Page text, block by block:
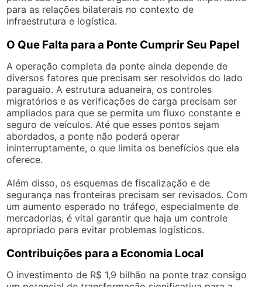
para as relações bilaterais no contexto de
infraestrutura e logística.
O Que Falta para a Ponte Cumprir Seu Papel
A operação completa da ponte ainda depende de
diversos fatores que precisam ser resolvidos do lado
paraguaio. A estrutura aduaneira, os controles
migratórios e as verificações de carga precisam ser
ampliados para que se permita um fluxo constante e
seguro de veículos. Até que esses pontos sejam
abordados, a ponte não poderá operar
ininterruptamente, o que limita os benefícios que ela
oferece.
Além disso, os esquemas de fiscalização e de
segurança nas fronteiras precisam ser revisados. Com
um aumento esperado no tráfego, especialmente de
mercadorias, é vital garantir que haja um controle
apropriado para evitar problemas logísticos.
Contribuições para a Economia Local
O investimento de R$ 1,9 bilhão na ponte traz consigo